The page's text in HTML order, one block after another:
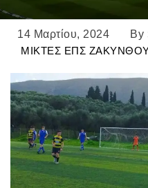
14 Μαρτίου, 2024 By
ΜΙΚΤΕΣ ΕΠΣ